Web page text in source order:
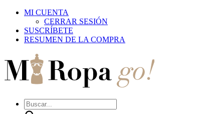
MI CUENTA
CERRAR SESIÓN
SUSCRÍBETE
RESUMEN DE LA COMPRA